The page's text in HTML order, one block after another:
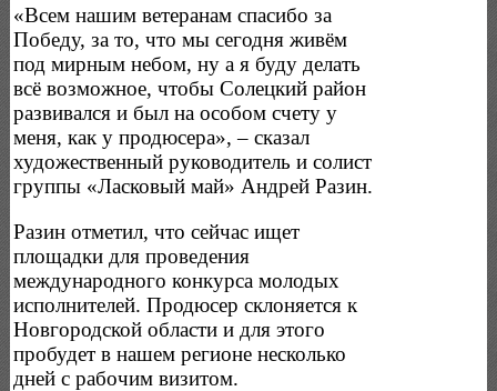
«Всем нашим ветеранам спасибо за
Победу, за то, что мы сегодня живём
под мирным небом, ну а я буду делать
всё возможное, чтобы Солецкий район
развивался и был на особом счету у
меня, как у продюсера», – сказал
художественный руководитель и солист
группы «Ласковый май» Андрей Разин.
Разин отметил, что сейчас ищет
площадки для проведения
международного конкурса молодых
исполнителей. Продюсер склоняется к
Новгородской области и для этого
пробудет в нашем регионе несколько
дней с рабочим визитом.